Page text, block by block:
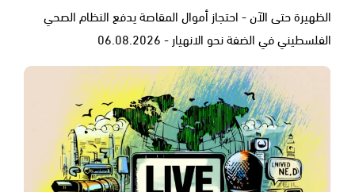
الظهيرة حتى الآن - احتجاز أموال المقاصة يدفع النظام الصحي
الفلسطيني في الضفة نحو الانهيار - 06.08.2026